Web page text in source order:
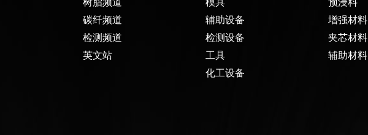
碳纤频道
检测频道
英文站
辅助设备
检测设备
工具
化工设备
增强材料
夹芯材料
辅助材料